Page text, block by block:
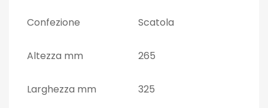
Confezione Scatola
Altezza mm 265
Larghezza mm 325